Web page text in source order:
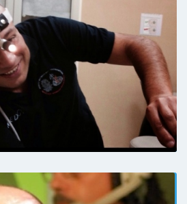
impressione. Le
che avevo letto e che mi
a prenotare la visita
hanno trovato pieno